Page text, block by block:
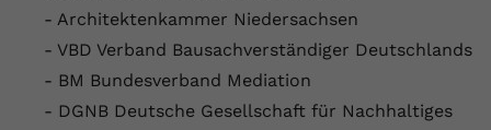
- Architektenkammer Niedersachsen
- VBD Verband Bausachverständiger Deutschlands
- BM Bundesverband Mediation
- DGNB Deutsche Gesellschaft für Nachhaltiges
Zweck
YouTube setzt diesen Cookie, um die
Videopräferenzen des Benutzers zu
speichern, der eingebettete YouTube-
Videos verwendet.